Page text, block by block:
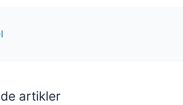
artikler